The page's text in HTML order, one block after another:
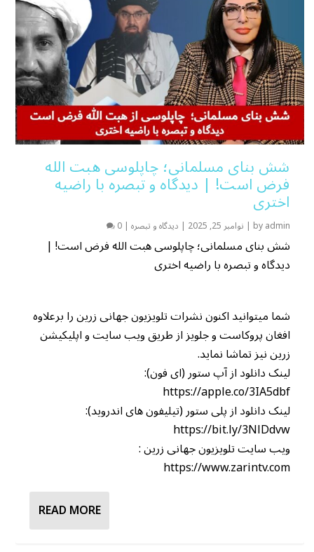
شش بنای مسلمانی؛ چاپلوسی هبت الله
فرض است! | دیدگاه و تبصره با راضیه
اختری
byadmin
| نوامبر 25, 2025 | دیدگاه و تبصره |
0
شش بنای مسلمانی؛ چاپلوسی هبت الله فرض است! |
دیدگاه و تبصره با راضیه اختری
شما میتوانید اکنون نشرات تلویزیون جهانی زرین را برعلاوه
افغان پروکاست و جلویز از طریق ویب سایت و اپلیکیشن
زرین نیز تماشا نماید.
لینک دانلود از آپ ستور (ای فون):
https://apple.co/3IA5dbf
لینک دانلود از پلی ستور (تیلیفون های اندروید):
https://bit.ly/3NlDdvw
ویب سایت تلویزیون جهانی زرین :
https://www.zarintv.com
READ MORE